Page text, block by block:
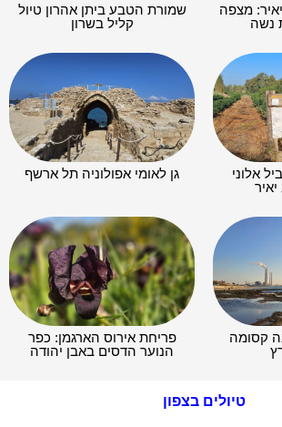
מצפה
נשה
שמורת הטבע ביתן אהרון טיול
קליל בשרון
אלוני
גן לאומי אפולוניה תל ארשף
קסומה
פריחת אירוס הארגמן: כפר
הנוער הדסים באבן יהודה
טיולים בצפון